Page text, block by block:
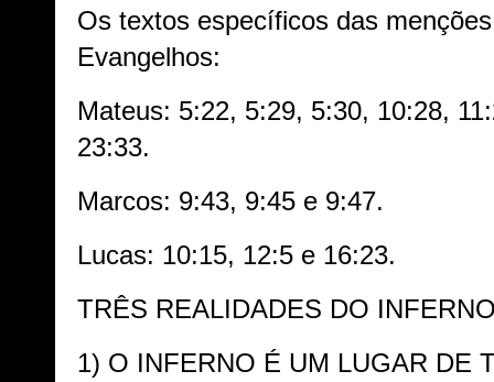
Os textos específicos das
Evangelhos:
Mateus: 5:22, 5:29, 5:30, 10:28,
23:33.
Marcos: 9:43, 9:45 e 9:47.
Lucas: 10:15, 12:5 e 16:23.
TRÊS REALIDADES DO
1) O INFERNO É UM LUGAR DE